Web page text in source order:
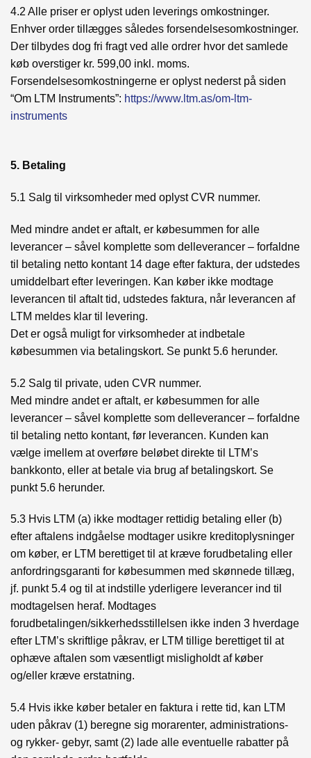
4.2 Alle priser er oplyst uden leverings omkostninger.
Enhver order tillægges således forsendelsesomkostninger.
Der tilbydes dog fri fragt ved alle ordrer hvor det samlede
køb overstiger kr. 599,00 inkl. moms.
Forsendelsesomkostningerne er oplyst nederst på siden
“Om LTM Instruments”: https://www.ltm.as/om-ltm-
instruments
5. Betaling
5.1 Salg til virksomheder med oplyst CVR nummer.
Med mindre andet er aftalt, er købesummen for alle
leverancer – såvel komplette som delleverancer – forfaldne
til betaling netto kontant 14 dage efter faktura, der udstedes
umiddelbart efter leveringen. Kan køber ikke modtage
leverancen til aftalt tid, udstedes faktura, når leverancen af
LTM meldes klar til levering.
Det er også muligt for virksomheder at indbetale
købesummen via betalingskort. Se punkt 5.6 herunder.
5.2 Salg til private, uden CVR nummer.
Med mindre andet er aftalt, er købesummen for alle
leverancer – såvel komplette som delleverancer – forfaldne
til betaling netto kontant, før leverancen. Kunden kan
vælge imellem at overføre beløbet direkte til LTM’s
bankkonto, eller at betale via brug af betalingskort. Se
punkt 5.6 herunder.
5.3 Hvis LTM (a) ikke modtager rettidig betaling eller (b)
efter aftalens indgåelse modtager usikre kreditoplysninger
om køber, er LTM berettiget til at kræve forudbetaling eller
anfordringsgaranti for købesummen med skønnede tillæg,
jf. punkt 5.4 og til at indstille yderligere leverancer ind til
modtagelsen heraf. Modtages
forudbetalingen/sikkerhedsstillelsen ikke inden 3 hverdage
efter LTM’s skriftlige påkrav, er LTM tillige berettiget til at
ophæve aftalen som væsentligt misligholdt af køber
og/eller kræve erstatning.
5.4 Hvis ikke køber betaler en faktura i rette tid, kan LTM
uden påkrav (1) beregne sig morarenter, administrations-
og rykker- gebyr, samt (2) lade alle eventuelle rabatter på